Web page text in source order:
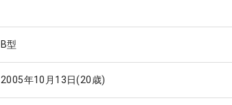
B型
2005年10月13日(20歳)